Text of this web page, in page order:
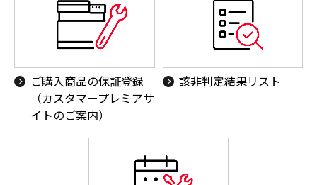
ご購入商品の保証登録
（カスタマープレミアサ
イトのご案内）
該非判定結果リスト